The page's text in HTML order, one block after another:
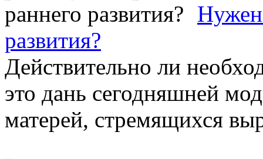
Нужен
развития?
Действительно ли
это дань сегодняшней
матерей, стремящихся